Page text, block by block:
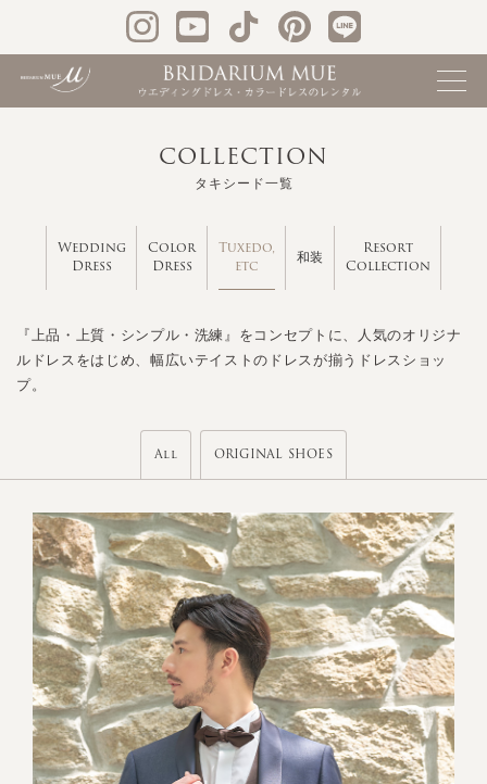
COLLECTION
タキシード一覧
Wedding
Dress
Color
Dress
Tuxedo,
etc
和装
Resort
Collection
『上品・上質・シンプル・洗練』をコンセプトに、人気のオリジナ
ルドレスをはじめ、幅広いテイストのドレスが揃うドレスショッ
プ。
All ORIGINAL SHOES